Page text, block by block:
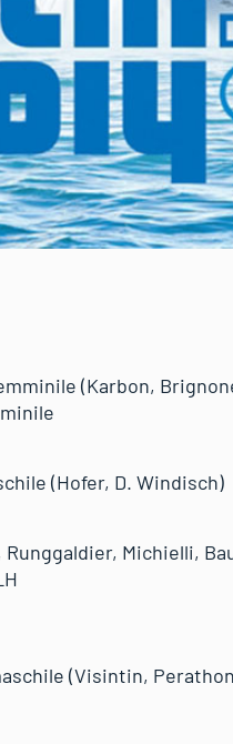
(Karbon,
(Hofer, D. Windisch)
Michielli,
(Visintin,